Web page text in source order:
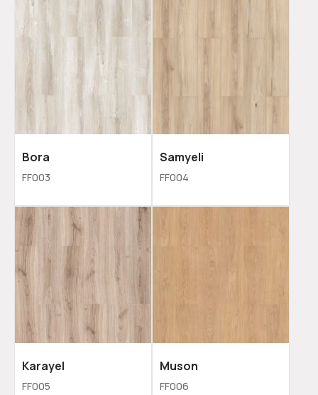
Bora
FF003
Samyeli
FF004
Karayel
FF005
Muson
FF006